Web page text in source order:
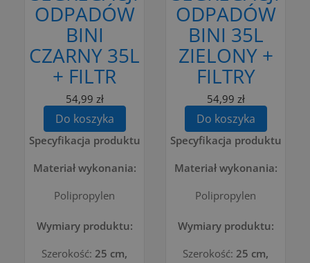
ODPADÓW
BINI
CZARNY 35L
+ FILTR
54,99 zł
Do koszyka
Specyfikacja produktu
Materiał wykonania:
Polipropylen
Wymiary produktu:
Szerokość: 25 cm,
ODPADÓW
BINI 35L
ZIELONY +
FILTRY
54,99 zł
Do koszyka
Specyfikacja produktu
Materiał wykonania:
Polipropylen
Wymiary produktu:
Szerokość: 25 cm,